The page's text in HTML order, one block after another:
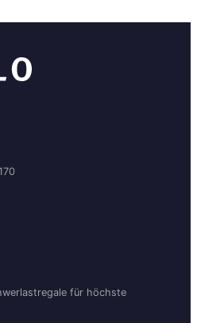
für höchste